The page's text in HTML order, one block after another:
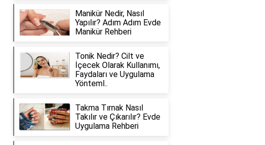
Manikür Nedir, Nasıl
Yapılır? Adım Adım Evde
Manikür Rehberi
Tonik Nedir? Cilt ve
İçecek Olarak Kullanımı,
Faydaları ve Uygulama
Yönteml..
Takma Tırnak Nasıl
Takılır ve Çıkarılır? Evde
Uygulama Rehberi